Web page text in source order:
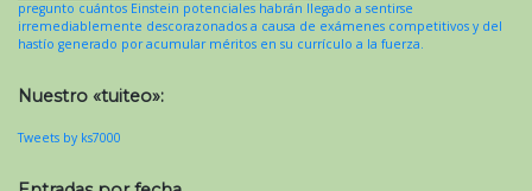
pregunto cuántos Einstein potenciales habrán llegado a sentirse
irremediablemente descorazonados a causa de exámenes competitivos y del
hastío generado por acumular méritos en su currículo a la fuerza.
Nuestro «tuiteo»:
Tweets by ks7000